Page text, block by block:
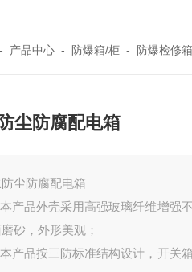
- 产品中心 - 防爆箱/柜 - 防爆检修箱
尘防腐配电箱
尘防腐配电箱
产品外壳采用高强玻璃纤维增强
砂，外形美观；
产品按三防标准结构设计，开关